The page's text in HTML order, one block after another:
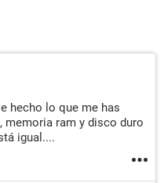
hecho lo que me has
ram y disco duro
igual....